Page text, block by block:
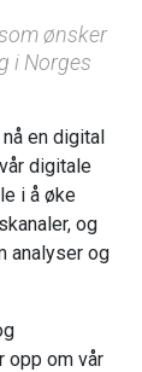
ønsker
i Norges
en digital
digitale
i å øke
og
analyser og
opp om vår